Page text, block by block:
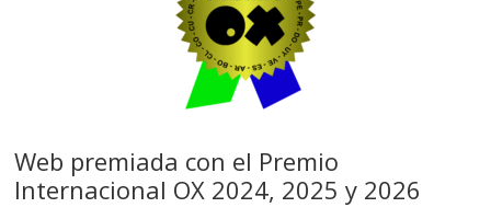
Web premiada con el Premio
Internacional OX 2024, 2025 y 2026